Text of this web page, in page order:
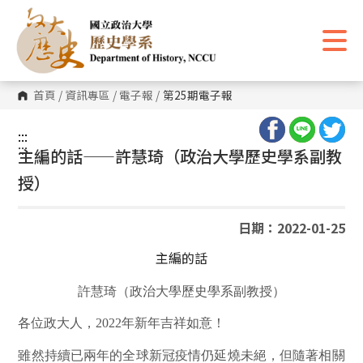
主
要
內
區
塊 首頁 / 資訊專區 / 電子報 / 第25期電子報
:::
:::
主編的話——許慧琦（政治大學歷史學系副教
授）
日期：2022-01-25
主編的話
許慧琦（政治大學歷史學系副教授）
各位政大人， 2022年新年吉祥如意！
雖然持續已兩年的全球新冠疫情仍延燒未絕，但隨著相關